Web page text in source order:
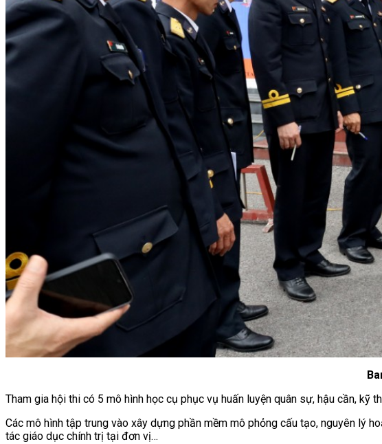
Tham gia hội thi có 5 mô hình học cụ phục vụ huấn luyện quân sự, hậu cần, kỹ
Các mô hình tập trung vào xây dựng phần mềm mô phỏng cấu tạo, nguyên lý
tác giáo dục chính trị tại đơn vị…